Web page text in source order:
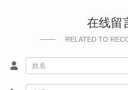
在线留
RELATED TO